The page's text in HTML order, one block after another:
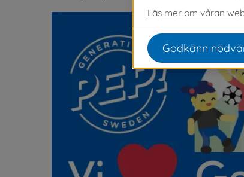
Läs mer om våran
Godkänn